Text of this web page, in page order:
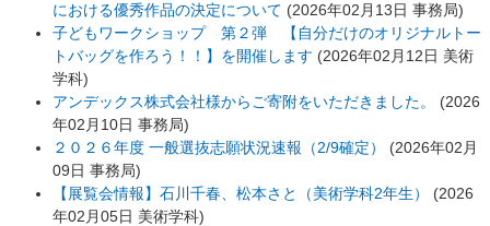
における優秀作品の決定について (2026年02月13日 事務局)
子どもワークショップ 第２弾 【自分だけのオリジナルトー
トバッグを作ろう！！】を開催します (2026年02月12日 美術
学科)
アンデックス株式会社様からご寄附をいただきました。
(2026
年02月10日 事務局)
２０２６年度 一般選抜志願状況速報（2/9確定）
(2026年02月
09日 事務局)
【展覧会情報】石川千春、松本さと（美術学科2年生）
(2026
年02月05日 美術学科)